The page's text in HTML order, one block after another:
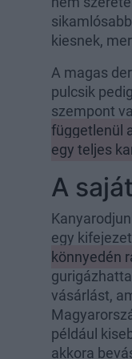
kiesnek,
A magas
pulcsik
szempont
függetlenül
egy teljes
A
egy
könnyedén
vásárlást,
például
akkora